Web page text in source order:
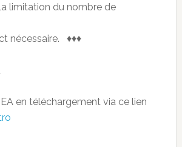
la limitation du nombre de
nécessaire. ♦♦♦
en téléchargement via ce lien